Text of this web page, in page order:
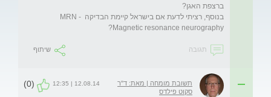
בנוסף, רציתי לדעת אם בישראל קיימת הבדיקה MRN -
Magnetic resonance neurography?
תגובה שיתוף
תשובת מומחה | מאת: ד"ר
סקוט פילדס
12.08.14 | 12:35
(0)